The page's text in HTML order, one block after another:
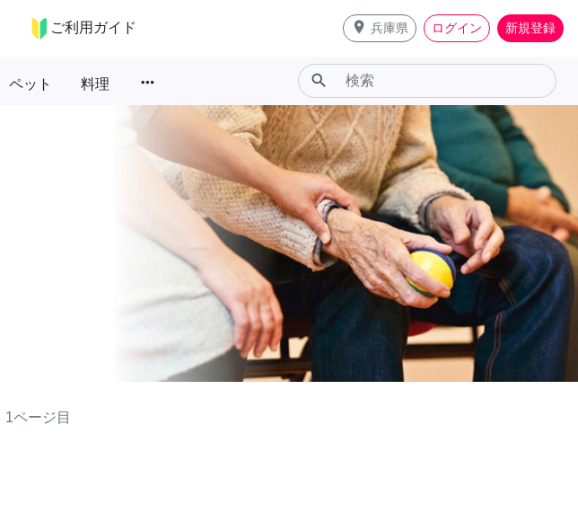
ご利用ガイド place 兵庫県 ログイン 新規登録
ペット 料理 more_horiz search
1ページ目